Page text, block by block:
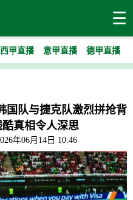
☰
西甲直播 意甲直播 德甲直播
国队与捷克队激烈拼抢背
真相令人深思
年06月14日 10:46